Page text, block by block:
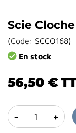
Scie
(Code: SCCO168)
En stock
56,50 €
- +